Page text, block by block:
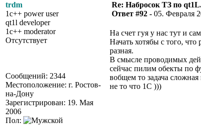
trdm
1c++ power user
qt1l developer
1c++ moderator
Отсутствует
Сообщений: 2344
Местоположение: г. Ростов-
на-Дону
Зарегистрирован: 19. Мая
2006
Пол:
Re: Набросок ТЗ по
Ответ #92 - 05. Февраля
На счет гуя у нас тут и
Начать хотябы с того,
разная.
В смысле проводимых
сейчас пилим обекты по
вобщем то задача сложная
не то что 1С )))